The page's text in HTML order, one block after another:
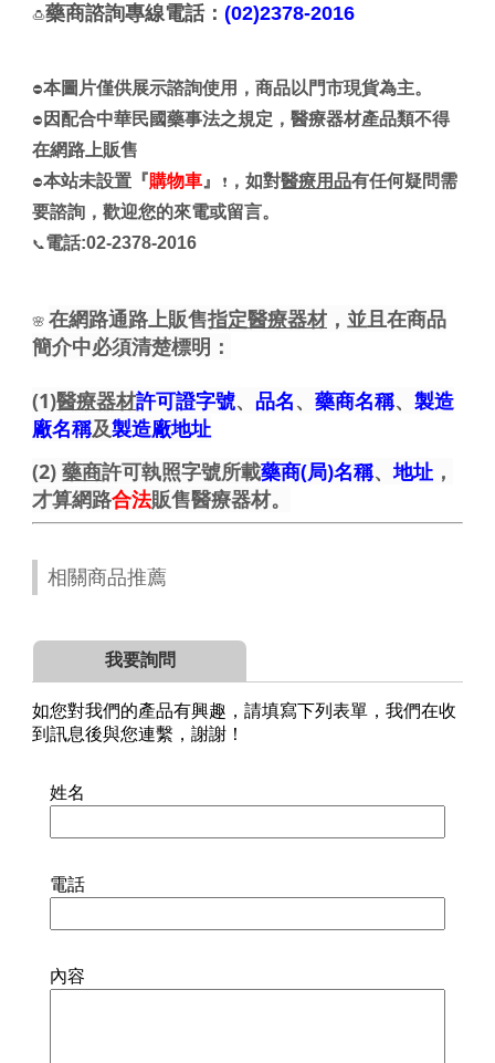
🍮藥商諮詢專線電話：(02)2378-2016
⛔本圖片僅供展示諮詢使用，商品以門市現貨為主。
⛔ 因配合中華民國藥事法之規定，醫療器材產品類不得
在網路上販售
⛔本站未設置『購物車 』 ❗ ，如對醫療用品有任何疑問需
要諮詢，歡迎您的來電或留言。
📞電話:02-2378-2016
🌸在網路通路上販售指定醫療器材 ，並且在商品
簡介中必須清楚標明：
(1)醫療器材許可證字號、 品名、藥商名稱、製造
廠名稱及製造廠地址
(2)藥商許可執照字號所載藥商(局)名稱、地址 ，
才算網路合法販售醫療器材。
相關商品推薦
我要詢問
如您對我們的產品有興趣，請填寫下列表單，我們在收
到訊息後與您連繫，謝謝！
姓名
電話
內容